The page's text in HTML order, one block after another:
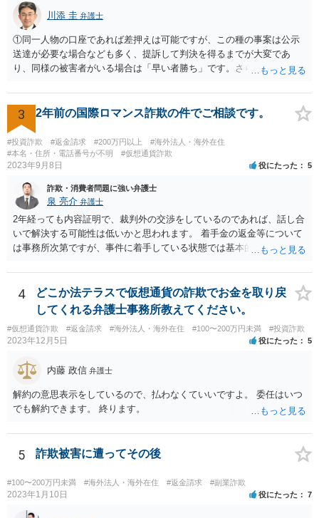
川添 圭 弁護士
①同一人物の口座であれば差押えは可能ですが、この種の事案は公示
送達が必要な場合なども多く、提訴して判決を得るまでが大変であ
り、同様の被害者がいる場合は「早い者勝ち」です。さらに詳しい事
れます。 ②わかりません。その法人が特定できるかどうかが問題で
す。調査が必要ですので、弁護士へ相談した方がよいと思います。
3 2年前の国際ロマンス詐欺の件でご相談です。
#投資詐欺 #返金請求 #200万円以上
#海外法人・海外在住
#本名・住所・電話番号が不明
#仮想通貨詐欺
2023年9月8日 役にたった 5
詐欺・消費者問題に強い弁護士
泉 亮介 弁護士
2年経っても内容証明で、裁判外の交渉をしているのであれば、話し合
いで解決する可能性は低いかと思われます。 着手金の返金等について
は事務所次第ですが、事件に着手している状態では基本的に返金に応
は、現状や今後どう動くのか、回収可能性についてどのような見込み
か等疑問や不安に思っていることは確認をされた方が良いでしょう。
4
どこか法テラスで仮想通貨の詐欺でお金を取り戻
してくれる弁護士事務所教えてください。
#仮想通貨詐欺 #返金請求 #海外法人・海外在住 #100〜200万円未満 #投資詐欺
2023年12月5日 役にたった 5
内藤 政信 弁護士
解約の意思表示をしているので、払わなくていいですよ。 委任はいつ
でも解約できます。 終ります。
5 詐欺被害に遭ってその後
#100〜200万円未満 #海外法人・海外在住 #返金請求 #副業詐欺
2023年1月10日 役にたった 7